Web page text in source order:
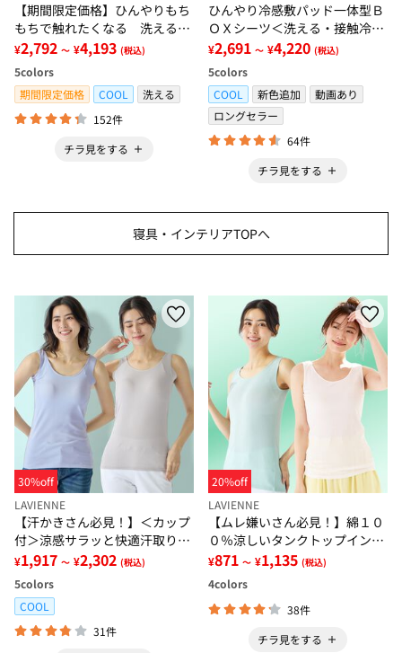
【期間限定価格】ひんやりもち
もちで触れたくなる 洗えるラ
グ＜低反発・滑りにくい・接触
冷感・防ダニ・カーペット＞
¥2,792 ～ ¥4,193 (税込)
5colors
期間限定価格
COOL
洗える
152件
チラ見をする
ひんやり冷感敷パッド一体型Ｂ
ＯＸシーツ＜洗える・接触冷
感・抗菌防臭・時短・家事楽・
ボックスシーツ・寝苦しさ対策
＞
¥2,691 ～ ¥4,220 (税込)
5colors
COOL
新色追加
動画あり
ロングセラー
64件
チラ見をする
寝具・インテリアTOPへ
30%off
LAVIENNE
【汗かきさん必見！】＜カップ
付＞涼感サラッと快適汗取りタ
ンクトップインナー＜さらりラ
ボ＞
¥1,917 ～ ¥2,302 (税込)
5colors
COOL
31件
20%off
LAVIENNE
【ムレ嫌いさん必見！】綿１０
０％涼しいタンクトップインナ
ー＜さらりラボ＞
¥871 ～ ¥1,135 (税込)
4colors
38件
チラ見をする